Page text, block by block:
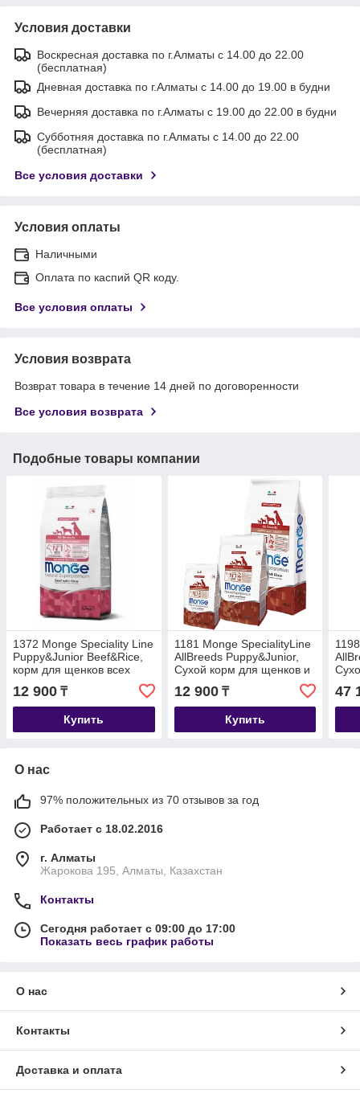
Условия доставки
Воскресная доставка по г.Алматы с 14.00 до 22.00
(бесплатная)
Дневная доставка по г.Алматы с 14.00 до 19.00 в будни
Вечерняя доставка по г.Алматы с 19.00 до 22.00 в будни
Субботняя доставка по г.Алматы с 14.00 до 22.00
(бесплатная)
Все условия доставки
Условия оплаты
Наличными
Оплата по каспий QR коду.
Все условия оплаты
Условия возврата
Возврат товара в течение 14 дней по договоренности
Все условия возврата
Подобные товары компании
1372 Monge Speciality Line
Puppy&Junior Beef&Rice,
корм для щенков всех
пород с говядиной,
уп.2,5кг
12 900 ₸
Купить
1181 Monge SpecialityLine
AllBreeds Puppy&Junior,
Сухой корм для щенков и
12 900₸
Купить
12кг
47
О нас
97% положительных из 70 отзывов за год
Работает с 18.02.2016
г. Алматы
Жарокова 195, Алматы, Казахстан
Контакты
Сегодня работает с 09:00 до 17:00
Показать весь график работы
О нас
Контакты
Доставка и оплата